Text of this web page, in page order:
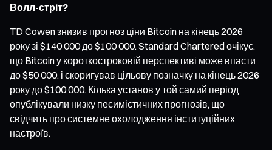
Волл-стріт?
TD Cowen знизив прогноз ціни Bitcoin на кінець 2026
року зі $140 000 до $100 000. Standard Chartered очікує,
що Bitcoin у короткостроковій перспективі може впасти
до $50 000, і скоригував цільову позначку на кінець 2026
року до $100 000. Кілька установ у той самий період
опублікували низку песимістичних прогнозів, що
свідчить про системне охолодження інституційних
настроїв.